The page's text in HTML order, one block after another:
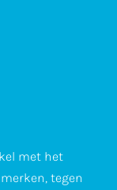
met het
tegen